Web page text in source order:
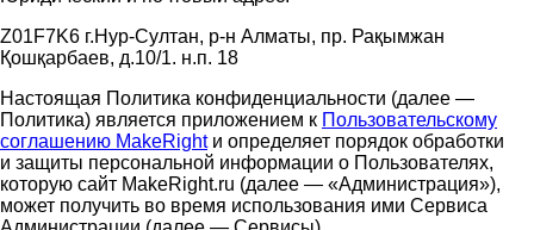
Z01F7K6 г.Нур-Султан, р-н Алматы, пр. Рақымжан
Қошқарбаев, д.10/1. н.п. 18
Настоящая Политика конфиденциальности (далее —
Политика) является приложением к Пользовательскому
соглашению MakeRightи определяет порядок обработки
и защиты персональной информации о Пользователях,
которую сайт MakeRight.ru (далее — «Администрация»),
может получить во время использования ими Cервиса